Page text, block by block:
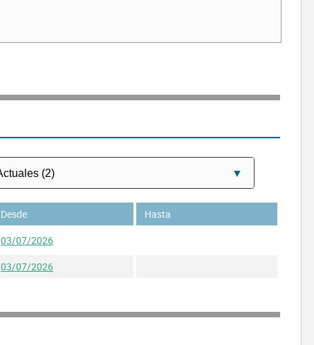
Desde
Hasta
03/07/2026
03/07/2026